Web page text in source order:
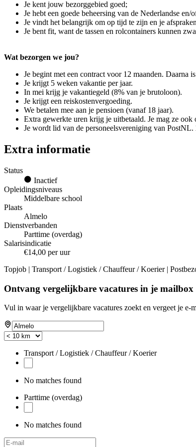
Je kent jouw bezorggebied goed;
Je hebt een goede beheersing van de Nederlandse en/
Je vindt het belangrijk om op tijd te zijn en je
Je bent fit, want de tassen en rolcontainers kunnen
Wat bezorgen we jou?
Je begint met een contract voor 12 maanden. Daarna
Je krijgt 5 weken vakantie per jaar.
In mei krijg je vakantiegeld (8% van je brutoloon).
Je krijgt een reiskostenvergoeding.
We betalen mee aan je pensioen (vanaf 18 jaar).
Extra gewerkte uren krijg je uitbetaald. Je mag ze ook
Je wordt lid van de personeelsvereniging van
Extra informatie
Status
Inactief
Opleidingsniveaus
Middelbare school
Plaats
Almelo
Dienstverbanden
Parttime (overdag)
Salarisindicatie
€14,00 per uur
Topjob | Transport / Logistiek / Chauffeur / Koerier |
Ontvang vergelijkbare vacatures in je mailbox
Vul in waar je vergelijkbare vacatures zoekt en vergeet je e-
Transport / Logistiek / Chauffeur / Koerier
No matches found
Parttime (overdag)
No matches found